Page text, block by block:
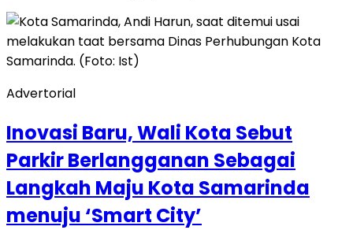
Advertorial
Inovasi Baru, Wali Kota Sebut
Parkir Berlangganan Sebagai
Langkah Maju Kota Samarinda
menuju ‘Smart City’